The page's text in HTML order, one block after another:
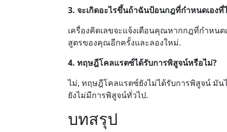
3. จะเกิดอะไรขึ้นถ้าฉันป้อนกฎที่กำหนดเองที่
เครื่องคิดเลขจะแจ้งเตือนคุณหากกฎที่กำห
สูตรของคุณอีกครั้งและลองใหม่.
4. ทฤษฎีโคลแรตซ์ได้รับการพิสูจน์หรือไม่?
ไม่, ทฤษฎีโคลแรตซ์ยังไม่ได้รับการพิสูจน์ มัน
ยังไม่มีการพิสูจน์ทั่วไป.
บทสรุป